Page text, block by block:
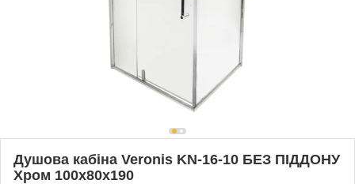
Душова кабіна Veronis KN-16-10 БЕЗ ПІДДОНУ
Хром 100х80х190